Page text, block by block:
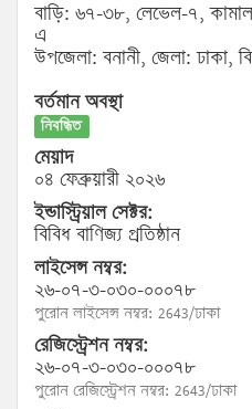
বাড়ি: ৬৭-৩৮, লেভেল-৭,
এ
উপজেলা: বনানী, জেলা: ঢাকা,
বর্তমান অবস্থা
নিবন্ধিত
মেয়াদ
০৪ ফেব্রুয়ারী ২০২৬
ইন্ডাস্ট্রিয়াল সেক্টর:
বিবিধ বাণিজ্য প্রতিষ্ঠান
লাইসেন্স নম্বর:
২৬-০৭-৩-০৩০-০০০৭৮
পুরোন লাইসেন্স নম্বর: 2643/ঢাকা
রেজিস্ট্রেশন নম্বর:
২৬-০৭-৩-০৩০-০০০৭৮
পুরোন রেজিস্ট্রেশন নম্বর: 2643/ঢাকা